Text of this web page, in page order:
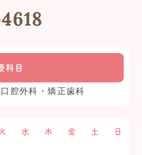
科目
腔外科・矯正歯科
火 水 木 金 土 日